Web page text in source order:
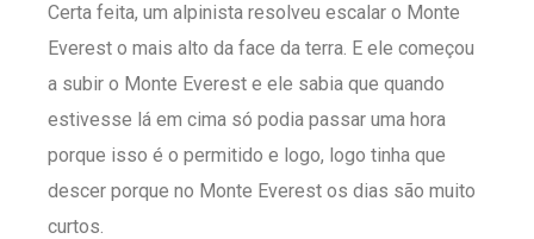
Certa feita, um alpinista resolveu escalar o Monte
Everest o mais alto da face da terra. E ele começou
a subir o Monte Everest e ele sabia que quando
estivesse lá em cima só podia passar uma hora
porque isso é o permitido e logo, logo tinha que
descer porque no Monte Everest os dias são muito
curtos.